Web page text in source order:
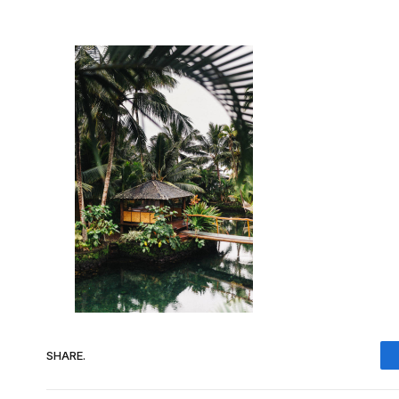
SHARE.